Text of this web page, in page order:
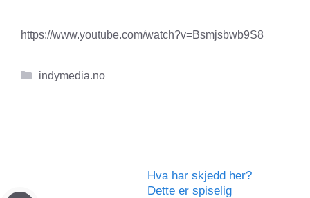
https://www.youtube.com/watch?v=Bsmjsbwb9S8
Kategorier
indymedia.no
Hva har skjedd her?
Dette er spiselig